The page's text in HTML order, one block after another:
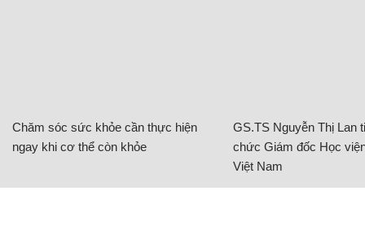
Chăm sóc sức khỏe cần thực hiện
ngay khi cơ thể còn khỏe
GS.TS Nguyễn Thị Lan
chức Giám đốc Học
Việt Nam